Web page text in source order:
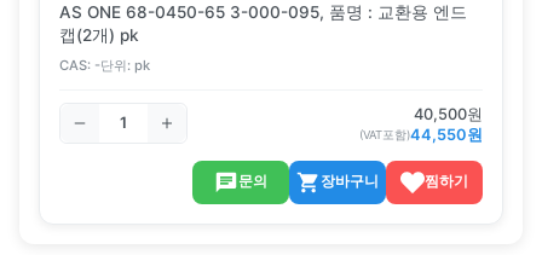
AS ONE 68-0450-65 3-000-095, 품명 : 교환용 엔드
캡(2개) pk
CAS: -단위: pk
40,500원
(VAT포함)44,550원
문의 장바구니 찜하기